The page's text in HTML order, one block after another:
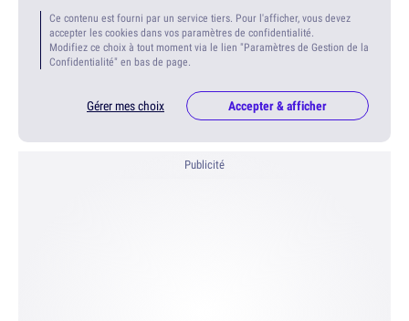
Ce contenu est fourni par un service tiers. Pour l'afficher, vous devez
accepter les cookies dans vos paramètres de confidentialité.
Modifiez ce choix à tout moment via le lien "Paramètres de Gestion de la
Confidentialité" en bas de page.
Gérer mes choix Accepter & afficher
Publicité